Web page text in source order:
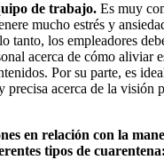
de trabajo. Es muy
mucho estrés y
tanto, los empleadores
acerca de cómo aliviar
Por su parte, es
precisa acerca de la visión
en relación con la
tipos de cuarentena: